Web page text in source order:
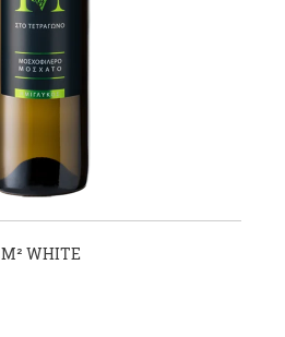
Μ² WHITE